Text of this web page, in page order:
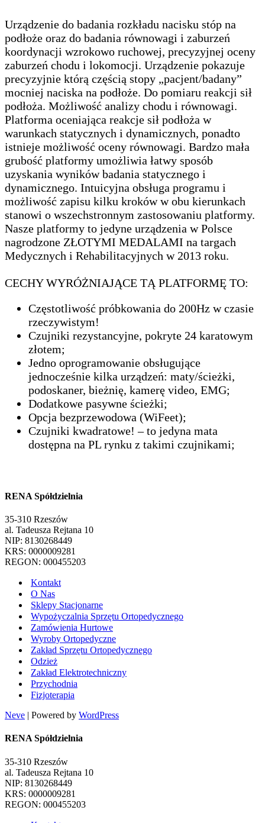
Urządzenie do badania rozkładu nacisku stóp na
podłoże oraz do badania równowagi i zaburzeń
koordynacji wzrokowo ruchowej, precyzyjnej oceny
zaburzeń chodu i lokomocji. Urządzenie pokazuje
precyzyjnie którą częścią stopy „pacjent/badany”
mocniej naciska na podłoże. Do pomiaru reakcji sił
podłoża. Możliwość analizy chodu i równowagi.
Platforma oceniająca reakcje sił podłoża w
warunkach statycznych i dynamicznych, ponadto
istnieje możliwość oceny równowagi. Bardzo mała
grubość platformy umożliwia łatwy sposób
uzyskania wyników badania statycznego i
dynamicznego. Intuicyjna obsługa programu i
możliwość zapisu kilku kroków w obu kierunkach
stanowi o wszechstronnym zastosowaniu platformy.
Nasze platformy to jedyne urządzenia w Polsce
nagrodzone ZŁOTYMI MEDALAMI na targach
Medycznych i Rehabilitacyjnych w 2013 roku.
CECHY WYRÓŻNIAJĄCE TĄ PLATFORMĘ TO:
Częstotliwość próbkowania do 200Hz w czasie
rzeczywistym!
Czujniki rezystancyjne, pokryte 24 karatowym
złotem;
Jedno oprogramowanie obsługujące
jednocześnie kilka urządzeń: maty/ścieżki,
podoskaner, bieżnię, kamerę video, EMG;
Dodatkowe pasywne ścieżki;
Opcja bezprzewodowa (WiFeet);
Czujniki kwadratowe! – to jedyna mata
dostępna na PL rynku z takimi czujnikami;
RENA Spółdzielnia
35-310 Rzeszów
al. Tadeusza Rejtana 10
NIP: 8130268449
KRS: 0000009281
REGON: 000455203
Kontakt
O Nas
Sklepy Stacjonarne
Wypożyczalnia Sprzętu Ortopedycznego
Zamówienia Hurtowe
Wyroby Ortopedyczne
Zakład Sprzętu Ortopedycznego
Odzież
Zakład Elektrotechniczny
Przychodnia
Fizjoterapia
Neve | Powered by WordPress
RENA Spółdzielnia
35-310 Rzeszów
al. Tadeusza Rejtana 10
NIP: 8130268449
KRS: 0000009281
REGON: 000455203